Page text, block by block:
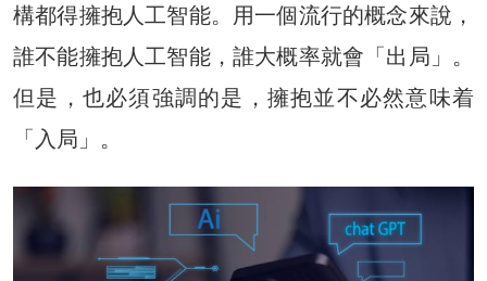
構都得擁抱人工智能。用一個流行的概念來說，
誰不能擁抱人工智能，誰大概率就會「出局」。
但是，也必須強調的是，擁抱並不必然意味着
「入局」。